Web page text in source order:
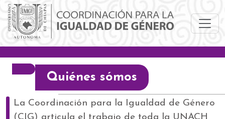
Pasar al contenido principal
Quiénes sómos
La Coordinación para la Igualdad de Género